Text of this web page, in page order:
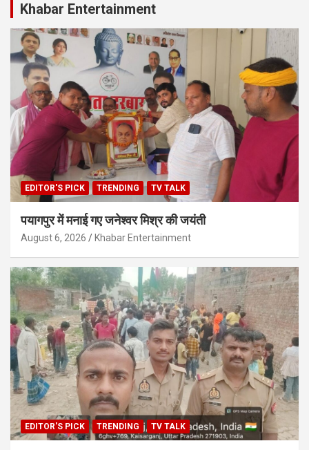
Khabar Entertainment
EDITOR'S PICK TRENDING TV TALK
पयागपुर में मनाई गए जनेश्वर मिश्र की जयंती
August 6, 2026 Khabar Entertainment
EDITOR'S PICK TRENDING TV TALK